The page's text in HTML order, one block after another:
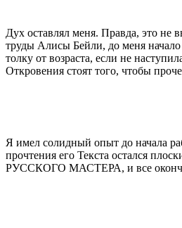
Дух оставлял меня. Правда, это не
труды Алисы Бейли, до меня
толку от возраста, если не
Откровения стоят того, чтобы
Я имел солидный опыт до начала
прочтения его Текста остался
РУССКОГО МАСТЕРА, и все